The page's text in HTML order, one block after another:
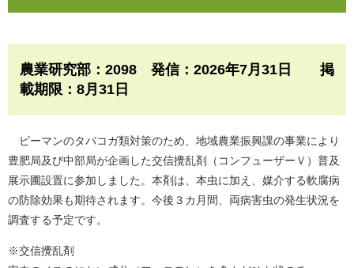
農業研究部：2098 発信：2026年7月31日 掲
載期限：8月31日​​
ピーマンのタバコガ類対策のため、地域農業振興課の事業により
豊肥局及び中部局が企画した交信攪乱剤（コンフューザーＶ）普及
展示圃設置に参加しました。本剤は、本虫に加え、媒介する軟腐病
の防除効果も期待されます。今後３カ月間、両病害虫の発生状況を
調査する予定です。
※交信攪乱剤